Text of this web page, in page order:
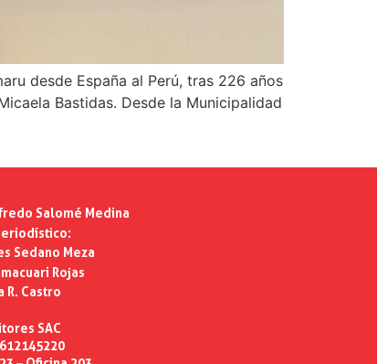
desde España al Perú, tras 226 años
Bastidas. Desde la Municipalidad
Salomé Medina
Sedano Meza
Rojas
R. Castro
SAC